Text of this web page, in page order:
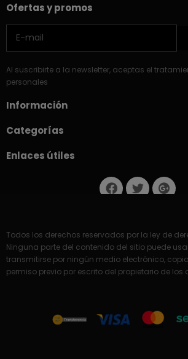
Ofertas y promos
Al suscribirte a la newsletter, aceptas el
personales
Información
Categorías
Enlaces útiles
Todos los derechos reservados por la ley de
Ninguna parte del contenido del sitio puede
transmitirse por ningún medio electrónico,
permiso previo por escrito del propietario de los